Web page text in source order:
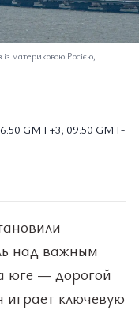
материковою Росією,
GMT+3; 09:50 GMT-
над важным
юге — дорогой
играет ключевую